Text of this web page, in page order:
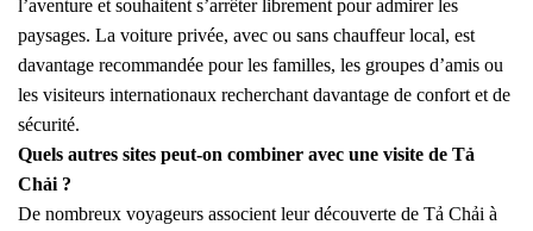
l’aventure et souhaitent s’arrêter librement pour admirer les
paysages. La voiture privée, avec ou sans chauffeur local, est
davantage recommandée pour les familles, les groupes d’amis ou
les visiteurs internationaux recherchant davantage de confort et de
sécurité.
Quels autres sites peut-on combiner avec une visite de Tả
Chải ?
De nombreux voyageurs associent leur découverte de Tả Chải à